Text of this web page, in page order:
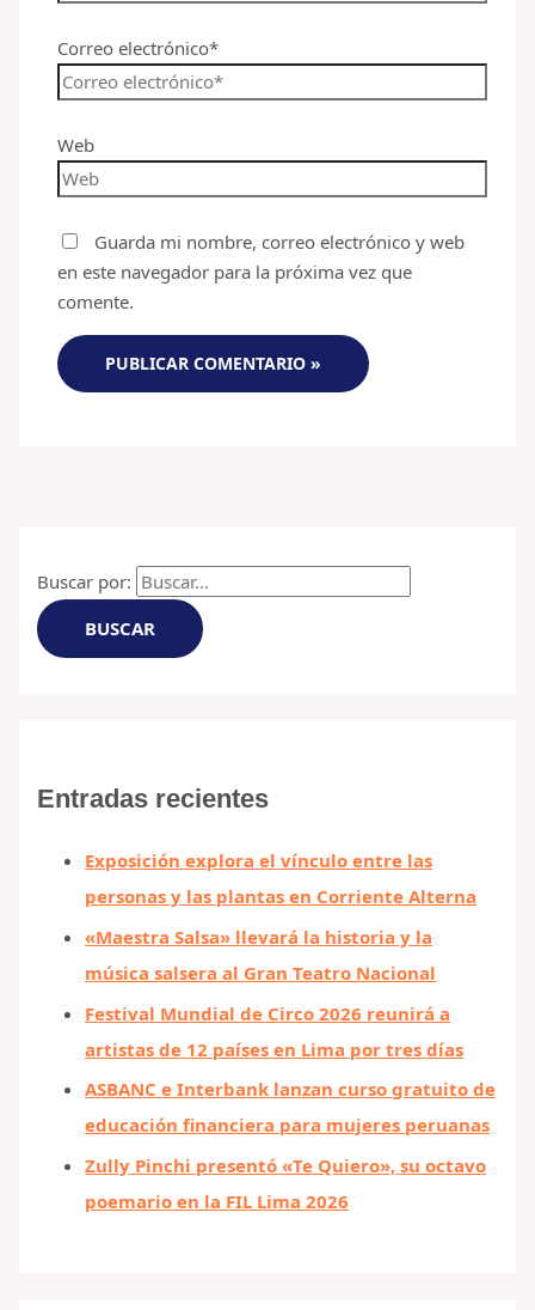
Correo electrónico*
Web
Guarda mi nombre, correo electrónico y web
en este navegador para la próxima vez que
comente.
Buscar por:
Entradas recientes
Exposición explora el vínculo entre las
personas y las plantas en Corriente Alterna
«Maestra Salsa» llevará la historia y la
música salsera al Gran Teatro Nacional
Festival Mundial de Circo 2026 reunirá a
artistas de 12 países en Lima por tres días
ASBANC e Interbank lanzan curso gratuito de
educación financiera para mujeres peruanas
Zully Pinchi presentó «Te Quiero», su octavo
poemario en la FIL Lima 2026